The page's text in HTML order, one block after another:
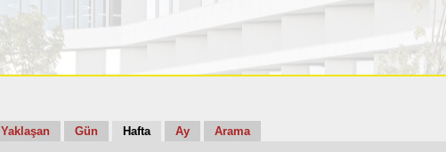
Yaklaşan Gün Hafta Ay Arama